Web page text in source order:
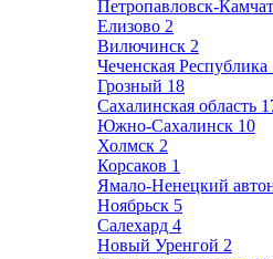
Петропавловск-
Елизово 2
Вилючинск 2
Чеченская Республика
Грозный 18
Сахалинская область
Южно-Сахалинск 10
Холмск 2
Корсаков 1
Ямало-Ненецкий
Ноябрьск 5
Салехард 4
Новый Уренгой 2